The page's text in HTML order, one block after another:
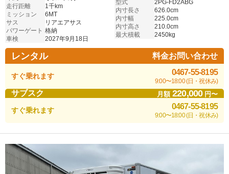
走行距離
1千km
ミッション
6MT
サス
リアエアサス
パワーゲート 格納
車検
2027年9月18日
型式
2PG-FD2ABG
内寸長さ
626.0cm
内寸幅
225.0cm
内寸高さ
210.0cm
最大積載
2450kg
レンタル 料金お問い合わせ
すぐ乗れます 0467-55-8195
9:00〜18:00 (日・祝休み)
サブスク 月額220,000円〜
すぐ乗れます 0467-55-8195
9:00〜18:00 (日・祝休み)